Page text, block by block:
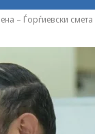
– Ѓорѓиевски